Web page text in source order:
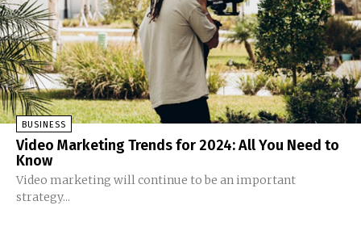
BUSINESS
Video Marketing Trends for 2024: All You Need to
Know
Video marketing will continue to be an important
strategy...